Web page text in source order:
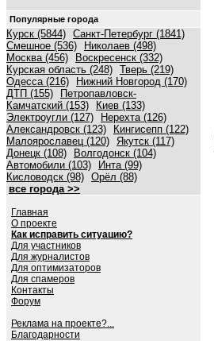
Популярные города
Курск (5844) Санкт-Петербург (1841)
Смешное (536)
Николаев (498)
Москва (456)
Воскресенск (332)
Курская область (248) Тверь (219)
Одесса (216)
Нижний Новгород (170)
ДТП (155)
Петропавловск-
Камчатский (153)
Киев (133)
Электроугли (127)
Нерехта (126)
Александровск (123)
Кингисепп (122)
Малоярославец (120) Якутск (117)
Донецк (108)
Волгодонск (104)
Автомобили (103)
Инта (99)
Кисловодск (98) Орёл (88)
все города >>
Главная
О проекте
Как исправить ситуацию?
Для участников
Для журналистов
Для оптимизаторов
Для спамеров
Контакты
Форум
Реклама на проекте?...
Благодарности